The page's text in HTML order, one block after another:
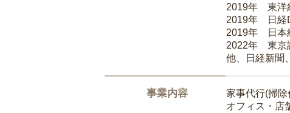
2019年 東洋
2019年 日経
2019年 日本
2022年 東京
他、日経新聞
事業内容
家事代行(掃
オフィス・店